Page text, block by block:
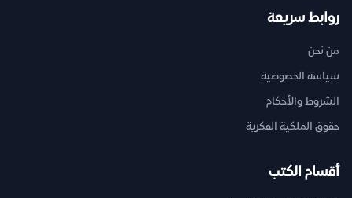
روابط سريعة
من نحن
سياسة الخصوصية
الشروط والأحكام
حقوق الملكية الفكرية
أقسام الكتب